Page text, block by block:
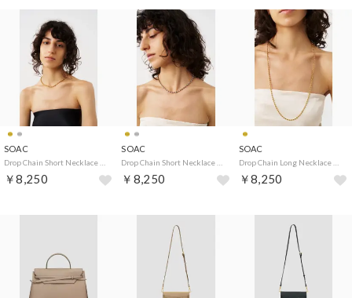
SOAC
￥8,250
SOAC
￥8,250
SOAC
￥8,250